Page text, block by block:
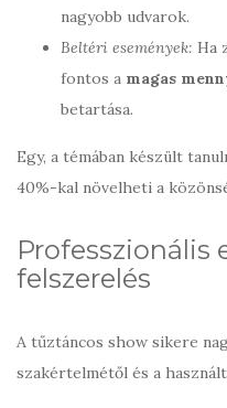
nagyobb udvarok.
Beltéri események: Ha
fontos a magas
betartása.
Egy, a témában készült
40%-kal növelheti a
Professzionális
felszerelés
A tűztáncos show sikere
szakértelmétől és a